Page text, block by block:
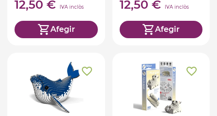
12,50 € IVA inclòs
Afegir
12,50 € IVA inclòs
Afegir